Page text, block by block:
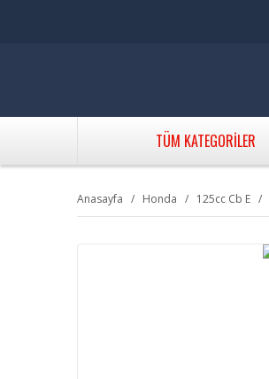
TÜM KATEGORİLER
Anasayfa Honda 125cc Cb E